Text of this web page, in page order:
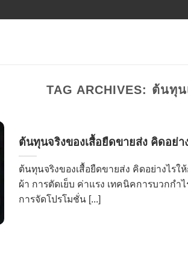
TAG ARCHIVES: ต้นทุน
ต้นทุนจริงของเสื้อยืดขายส่ง คิดอย่า
ต้นทุนจริงของเสื้อยืดขายส่ง คิดอย่างไรใ
ผ้า การตัดเย็บ ค่าแรง เทคนิคการบวกกำไ
การจัดโปรโมชั่น [...]